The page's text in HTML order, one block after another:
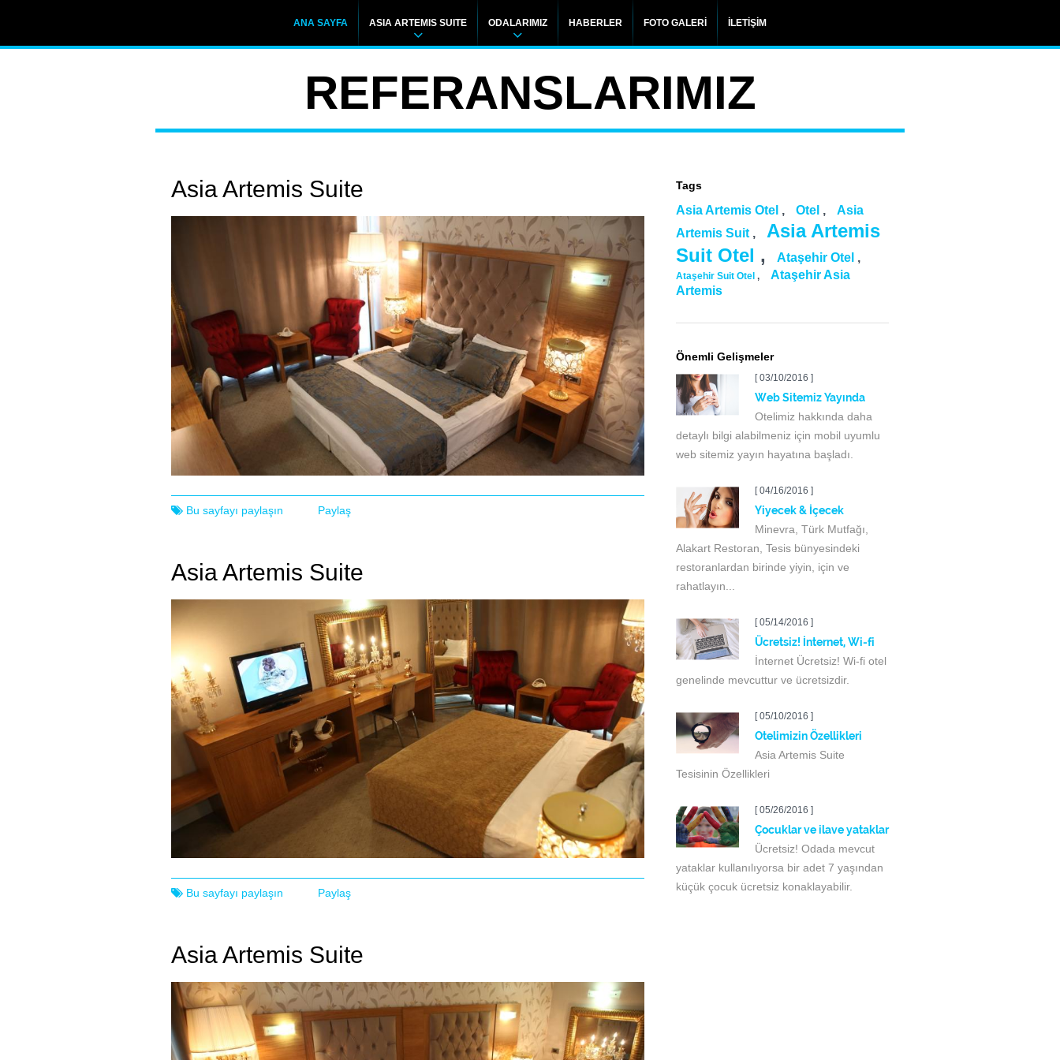
ANA SAYFA ASIA ARTEMIS SUITE ODALARIMIZ HABERLER FOTO GALERİ İLETİŞİM
REFERANSLARIMIZ
Asia Artemis Suite
Bu sayfayı paylaşın Paylaş
Asia Artemis Suite
Bu sayfayı paylaşın Paylaş
Asia Artemis Suite
Tags
Asia Artemis Otel , Otel ,
Asia
Artemis Suit ,
Asia Artemis
Suit Otel , Ataşehir Otel ,
Ataşehir Suit Otel ,
Ataşehir Asia
Artemis
Önemli Gelişmeler
[ 03/10/2016 ]
Web Sitemiz Yayında
Otelimiz hakkında daha
detaylı bilgi alabilmeniz için mobil uyumlu
web sitemiz yayın hayatına başladı.
[ 04/16/2016 ]
Yiyecek & İçecek
Minevra, Türk Mutfağı,
Alakart Restoran, Tesis bünyesindeki
restoranlardan birinde yiyin, için ve
rahatlayın...
[ 05/14/2016 ]
Ücretsiz! İnternet, Wi-fi
İnternet Ücretsiz! Wi-fi otel
genelinde mevcuttur ve ücretsizdir.
[ 05/10/2016 ]
Otelimizin Özellikleri
Asia Artemis Suite
Tesisinin Özellikleri
[ 05/26/2016 ]
Çocuklar ve ilave yataklar
Ücretsiz! Odada mevcut
yataklar kullanılıyorsa bir adet 7 yaşından
küçük çocuk ücretsiz konaklayabilir.